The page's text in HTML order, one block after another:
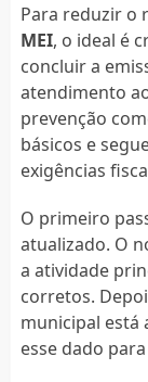
Para reduzir o
MEI, o ideal é
concluir a
atendimento
prevenção
básicos e
exigências
O primeiro
atualizado. O
a atividade
corretos.
municipal está
esse dado